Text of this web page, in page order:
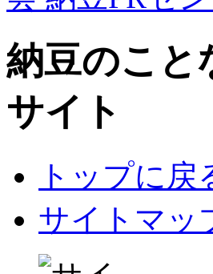
納豆のこと
サイト
トップに戻
サイトマッ